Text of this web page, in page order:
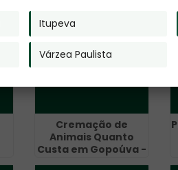
Itupeva
Várzea Paulista
Cremação de
Animais Quanto
Custa em Gopoúva -
Guarulhos